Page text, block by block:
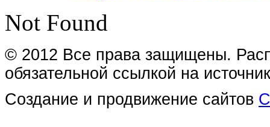
Not Found
© 2012 Все права защищены.
обязательной ссылкой на
Создание и продвижение сайтов